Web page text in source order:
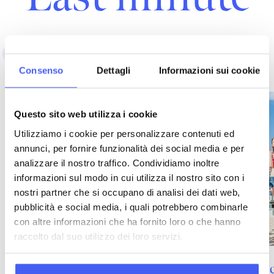
Consenso Dettagli Informazioni sui cookie
Questo sito web utilizza i cookie
Utilizziamo i cookie per personalizzare contenuti ed
annunci, per fornire funzionalità dei social media e per
analizzare il nostro traffico. Condividiamo inoltre
informazioni sul modo in cui utilizza il nostro sito con i
nostri partner che si occupano di analisi dei dati web,
pubblicità e social media, i quali potrebbero combinarle
con altre informazioni che ha fornito loro o che hanno
raccolto dal suo utilizzo dei loro servizi.
Summer beach volley camp hotel a